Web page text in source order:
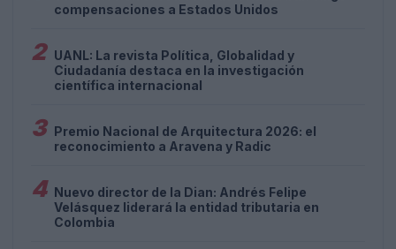
compensaciones a Estados Unidos
2 UANL: La revista Política, Globalidad y
Ciudadanía destaca en la investigación
científica internacional
3 Premio Nacional de Arquitectura 2026: el
reconocimiento a Aravena y Radic
4 Nuevo director de la Dian: Andrés Felipe
Velásquez liderará la entidad tributaria en
Colombia